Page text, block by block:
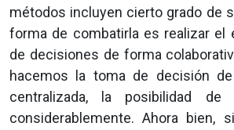
métodos incluyen cierto grado de
forma de combatirla es realizar el
de decisiones de forma
hacemos la toma de decisión
centralizada, la posibilidad de
considerablemente. Ahora bien,